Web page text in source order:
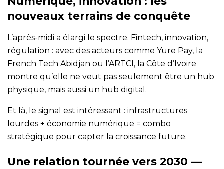
nouveaux terrains de conquête
L’après-midi a élargi le spectre. Fintech, innovation,
régulation : avec des acteurs comme Yure Pay, la
French Tech Abidjan ou l’ARTCI, la Côte d’Ivoire
montre qu’elle ne veut pas seulement être un hub
physique, mais aussi un hub digital.
Et là, le signal est intéressant : infrastructures
lourdes + économie numérique = combo
stratégique pour capter la croissance future.
Une relation tournée vers 2030 —